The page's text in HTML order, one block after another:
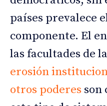
países prevalece
componente. El
las facultades de
erosión
otros poderes son